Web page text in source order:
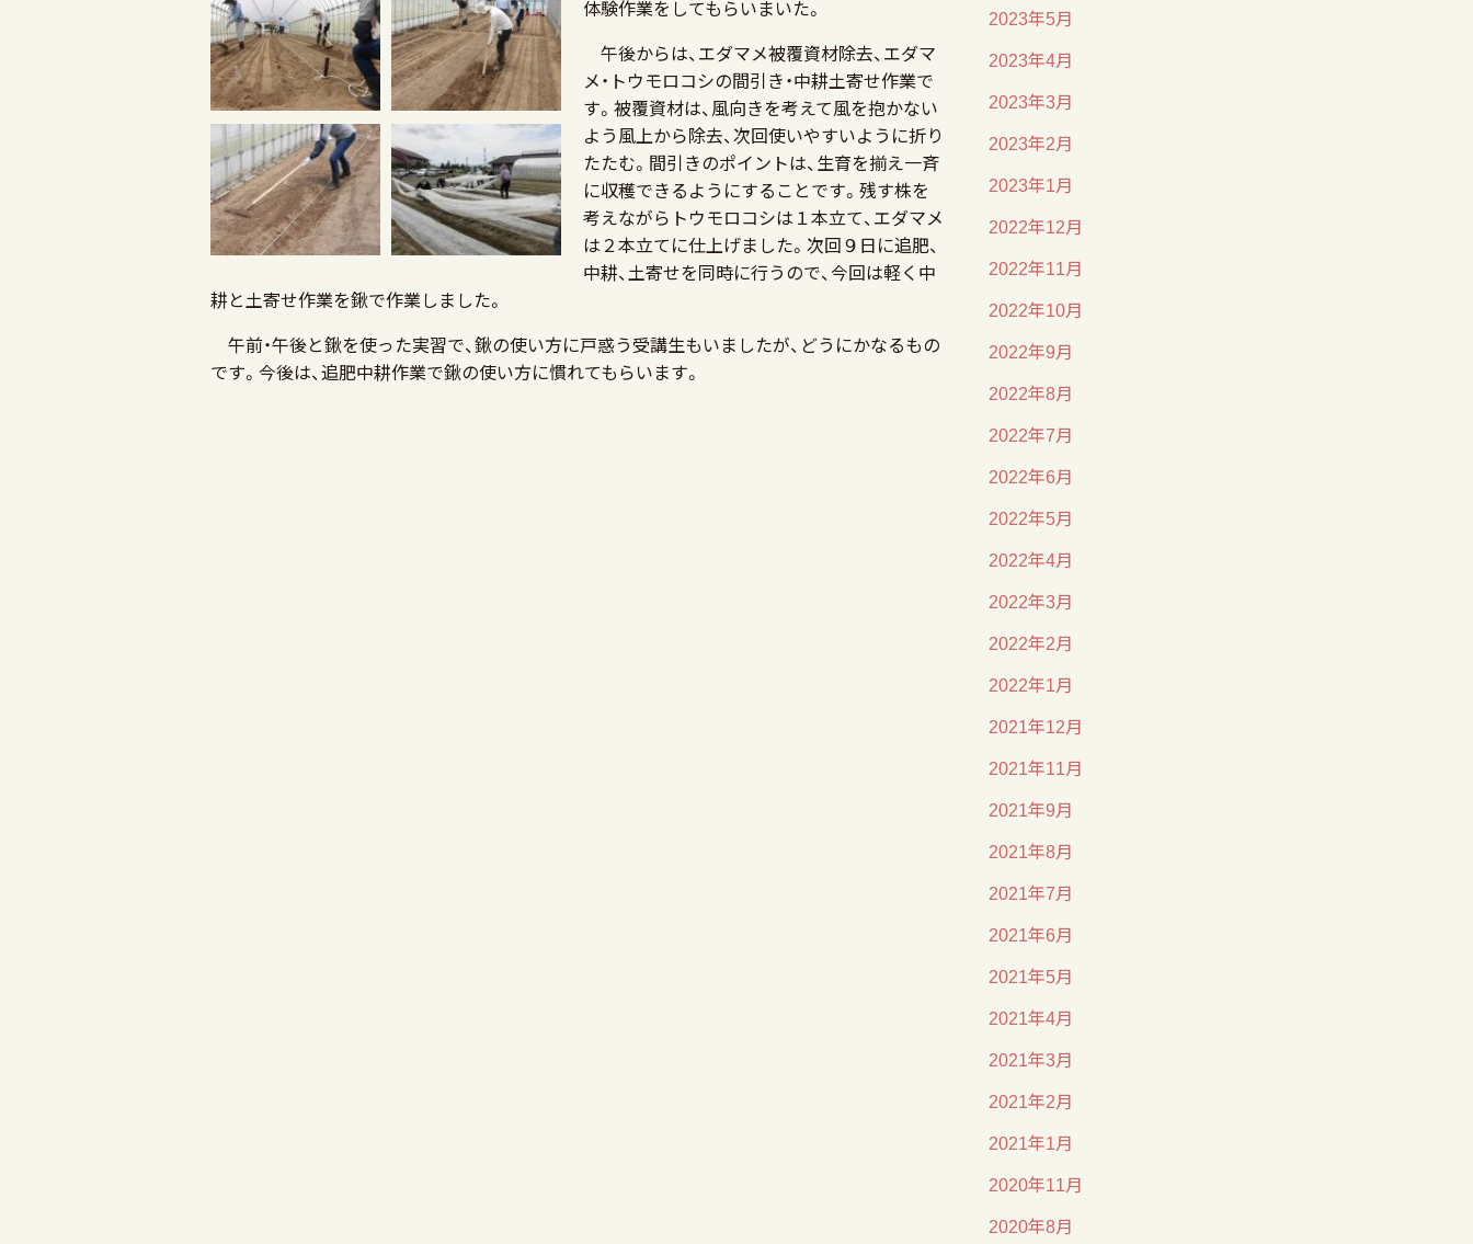
体験作業をしてもらいまいた。
午後からは、エダマメ被覆資材除去、エダマ
メ・トウモロコシの間引き・中耕土寄せ作業で
す。被覆資材は、風向きを考えて風を抱かない
よう風上から除去、次回使いやすいように折り
たたむ。間引きのポイントは、生育を揃え一斉
に収穫できるようにすることです。残す株を
考えながらトウモロコシは１本立て、エダマメ
は２本立てに仕上げました。次回９日に追肥、
中耕、土寄せを同時に行うので、今回は軽く中
耕と土寄せ作業を鍬で作業しました。
午前・午後と鍬を使った実習で、鍬の使い方に戸惑う受講生もいましたが、どうにかなるもの
です。今後は、追肥中耕作業で鍬の使い方に慣れてもらいます。
2023年5月
2023年4月
2023年3月
2023年2月
2023年1月
2022年12月
2022年11月
2022年10月
2022年9月
2022年8月
2022年7月
2022年6月
2022年5月
2022年4月
2022年3月
2022年2月
2022年1月
2021年12月
2021年11月
2021年9月
2021年8月
2021年7月
2021年6月
2021年5月
2021年4月
2021年3月
2021年2月
2021年1月
2020年11月
2020年8月